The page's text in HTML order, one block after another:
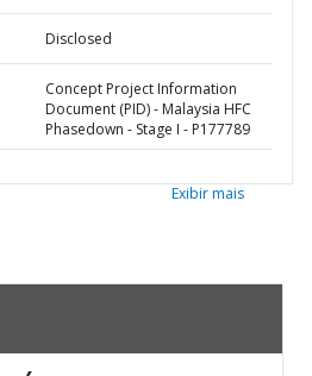
Disclosed
Concept Project Information
Document (PID) - Malaysia HFC
Phasedown - Stage I - P177789
Exibir mais